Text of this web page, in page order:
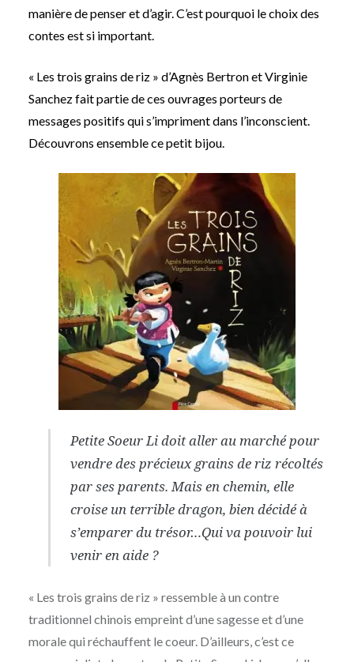
manière de penser et d’agir. C’est pourquoi le choix des
contes est si important.
« Les trois grains de riz » d’Agnès Bertron et Virginie
Sanchez fait partie de ces ouvrages porteurs de
messages positifs qui s’impriment dans l’inconscient.
Découvrons ensemble ce petit bijou.
Petite Soeur Li doit aller au marché pour
vendre des précieux grains de riz récoltés
par ses parents. Mais en chemin, elle
croise un terrible dragon, bien décidé à
s’emparer du trésor…Qui va pouvoir lui
venir en aide ?
« Les trois grains de riz » ressemble à un contre
traditionnel chinois empreint d’une sagesse et d’une
morale qui réchauffent le coeur. D’ailleurs, c’est ce